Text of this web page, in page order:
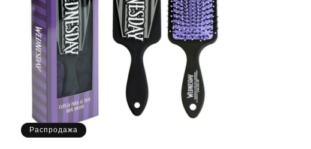
Распродажа